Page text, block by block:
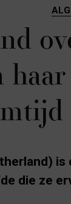
die ze